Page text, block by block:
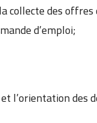
collecte des
d’emploi;
l’orientation des